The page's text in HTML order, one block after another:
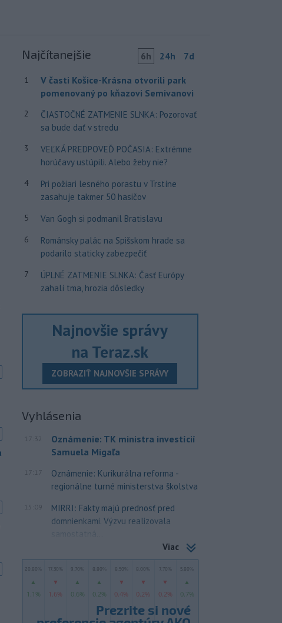
Najčítanejšie 6h 24h 7d
1
V časti Košice-Krásna otvorili park
pomenovaný po kňazovi Semivanovi
2
ČIASTOČNÉ ZATMENIE SLNKA: Pozorovať
sa bude dať v stredu
3
VEĽKÁ PREDPOVEĎ POČASIA: Extrémne
horúčavy ustúpili. Alebo žeby nie?
4
Pri požiari lesného porastu v Trstíne
zasahuje takmer 50 hasičov
5 Van Gogh si podmanil Bratislavu
6
Románsky palác na Spišskom hrade sa
podarilo staticky zabezpečiť
7
ÚPLNÉ ZATMENIE SLNKA: Časť Európy
zahalí tma, hrozia dôsledky
Najnovšie správy
na Teraz.sk
ZOBRAZIŤ NAJNOVŠIE SPRÁVY
Vyhlásenia
17:32
Oznámenie: TK ministra investícií
Samuela Migaľa
17:17
Oznámenie: Kurikurálna reforma -
regionálne turné ministerstva školstva
15:09
MIRRI: Fakty majú prednosť pred
domnienkami. Výzvu realizovala
samostatná...
Viac